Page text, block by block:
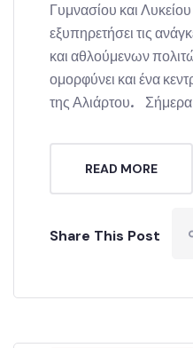
Γυμνασίου και
εξυπηρετήσει τις
και αθλούμενων
ομορφύνει και ένα
της Αλιάρτου.
READ MORE
Share This Post